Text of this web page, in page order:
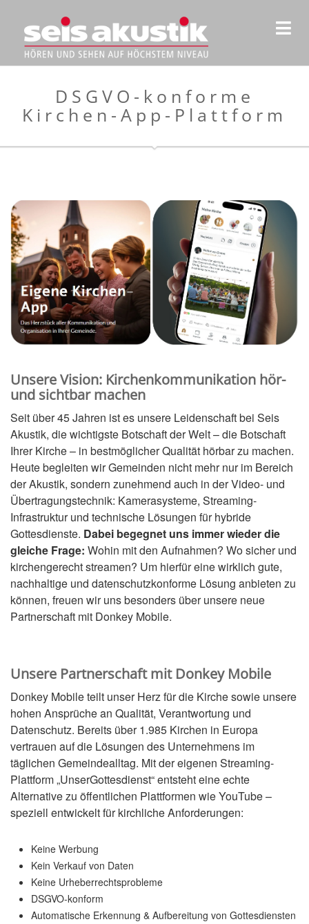
DSGVO-konforme
Kirchen-App-Plattform
Unsere Vision: Kirchenkommunikation hör-
und sichtbar machen
Seit über 45 Jahren ist es unsere Leidenschaft bei Seis
Akustik, die wichtigste Botschaft der Welt – die Botschaft
Ihrer Kirche – in bestmöglicher Qualität hörbar zu machen.
Heute begleiten wir Gemeinden nicht mehr nur im Bereich
der Akustik, sondern zunehmend auch in der Video- und
Übertragungstechnik: Kamerasysteme, Streaming-
Infrastruktur und technische Lösungen für hybride
Gottesdienste. Dabei begegnet uns immer wieder die
gleiche Frage: Wohin mit den Aufnahmen? Wo sicher und
kirchengerecht streamen? Um hierfür eine wirklich gute,
nachhaltige und datenschutzkonforme Lösung anbieten zu
können, freuen wir uns besonders über unsere neue
Partnerschaft mit Donkey Mobile.
Unsere Partnerschaft mit Donkey Mobile
Donkey Mobile teilt unser Herz für die Kirche sowie unsere
hohen Ansprüche an Qualität, Verantwortung und
Datenschutz. Bereits über 1.985 Kirchen in Europa
vertrauen auf die Lösungen des Unternehmens im
täglichen Gemeindealltag. Mit der eigenen Streaming-
Plattform „UnserGottesdienst“ entsteht eine echte
Alternative zu öffentlichen Plattformen wie YouTube –
speziell entwickelt für kirchliche Anforderungen:
Keine Werbung
Kein Verkauf von Daten
Keine Urheberrechtsprobleme
DSGVO-konform
Automatische Erkennung & Aufbereitung von Gottesdiensten